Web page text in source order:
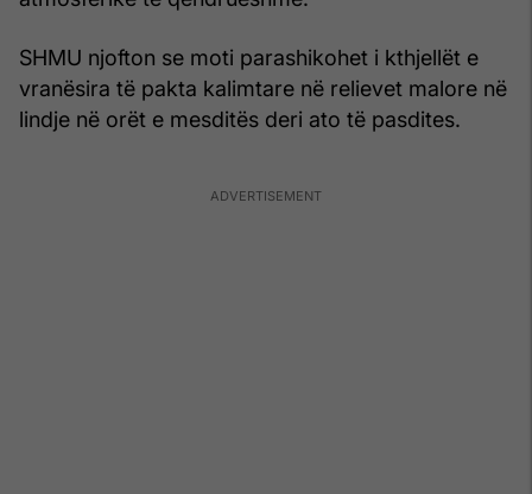
SHMU njofton se moti parashikohet i kthjellët e
vranësira të pakta kalimtare në relievet malore në
lindje në orët e mesditës deri ato të pasdites.